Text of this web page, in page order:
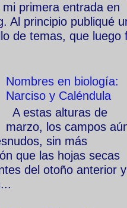
mi primera entrada en
Al principio publiqué
de temas, que luego
Nombres en biología:
Narciso y Caléndula
A estas alturas de
marzo, los campos
sin más
que las hojas secas
del otoño anterior y